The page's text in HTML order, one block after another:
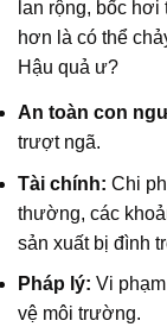
lan rộng, bốc hơi
hơn là có thể
Hậu quả ư?
An toàn con
trượt ngã.
Tài chính: Chi
thường, các
sản xuất bị đình
Pháp lý: Vi
vệ môi trường.